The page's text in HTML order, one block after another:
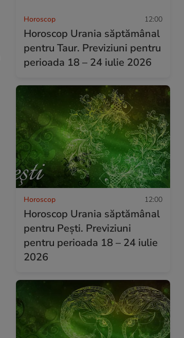
Horoscop 12:00
Horoscop Urania săptămânal
pentru Taur. Previziuni pentru
perioada 18 – 24 iulie 2026
Horoscop 12:00
Horoscop Urania săptămânal
pentru Pești. Previziuni
pentru perioada 18 – 24 iulie
2026